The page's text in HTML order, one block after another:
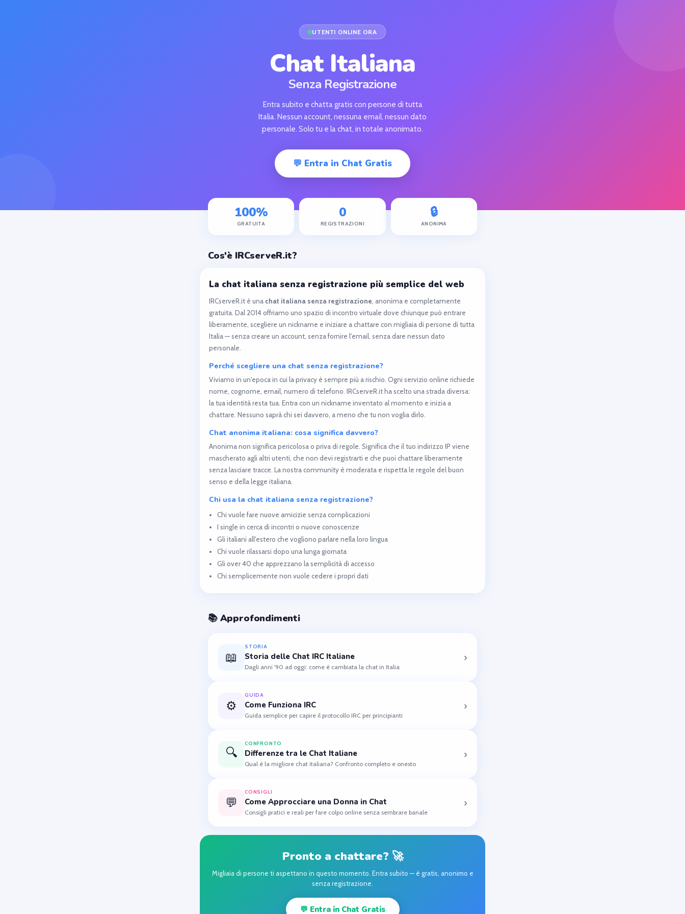
UTENTI ONLINE ORA
Chat Italiana
Senza Registrazione
Entra subito e chatta gratis con persone di tutta
Italia. Nessun account, nessuna email, nessun dato
personale. Solo tu e la chat, in totale anonimato.
💬 Entra in Chat Gratis
100%
GRATUITA
0
REGISTRAZIONI
🔒
ANONIMA
Cos'è IRCserveR.it?
La chat italiana senza registrazione più semplice del web
IRCserveR.it è una chat italiana senza registrazione , anonima e completamente
gratuita. Dal 2014 offriamo uno spazio di incontro virtuale dove chiunque può entrare
liberamente, scegliere un nickname e iniziare a chattare con migliaia di persone di tutta
Italia — senza creare un account, senza fornire l'email, senza dare nessun dato
personale.
Perché scegliere una chat senza registrazione?
Viviamo in un'epoca in cui la privacy è sempre più a rischio. Ogni servizio online richiede
nome, cognome, email, numero di telefono. IRCserveR.it ha scelto una strada diversa:
la tua identità resta tua. Entra con un nickname inventato al momento e inizia a
chattare. Nessuno saprà chi sei davvero, a meno che tu non voglia dirlo.
Chat anonima italiana: cosa significa davvero?
Anonima non significa pericolosa o priva di regole. Significa che il tuo indirizzo IP viene
mascherato agli altri utenti, che non devi registrarti e che puoi chattare liberamente
senza lasciare tracce. La nostra community è moderata e rispetta le regole del buon
senso e della legge italiana.
Chi usa la chat italiana senza registrazione?
Chi vuole fare nuove amicizie senza complicazioni
I single in cerca di incontri o nuove conoscenze
Gli italiani all'estero che vogliono parlare nella loro lingua
Chi vuole rilassarsi dopo una lunga giornata
Gli over 40 che apprezzano la semplicità di accesso
Chi semplicemente non vuole cedere i propri dati
📚 Approfondimenti
📖
STORIA
Storia delle Chat IRC Italiane
Dagli anni '90 ad oggi: come è cambiata la chat in Italia
›
⚙️
GUIDA
Come Funziona IRC
Guida semplice per capire il protocollo IRC per principianti
›
🔍
CONFRONTO
Differenze tra le Chat Italiane
Qual è la migliore chat italiana? Confronto completo e onesto
›
💬
CONSIGLI
Come Approcciare una Donna in Chat
Consigli pratici e reali per fare colpo online senza sembrare banale
›
Pronto a chattare? 🚀
Migliaia di persone ti aspettano in questo momento. Entra subito — è gratis, anonimo e
senza registrazione.
💬 Entra in Chat Gratis